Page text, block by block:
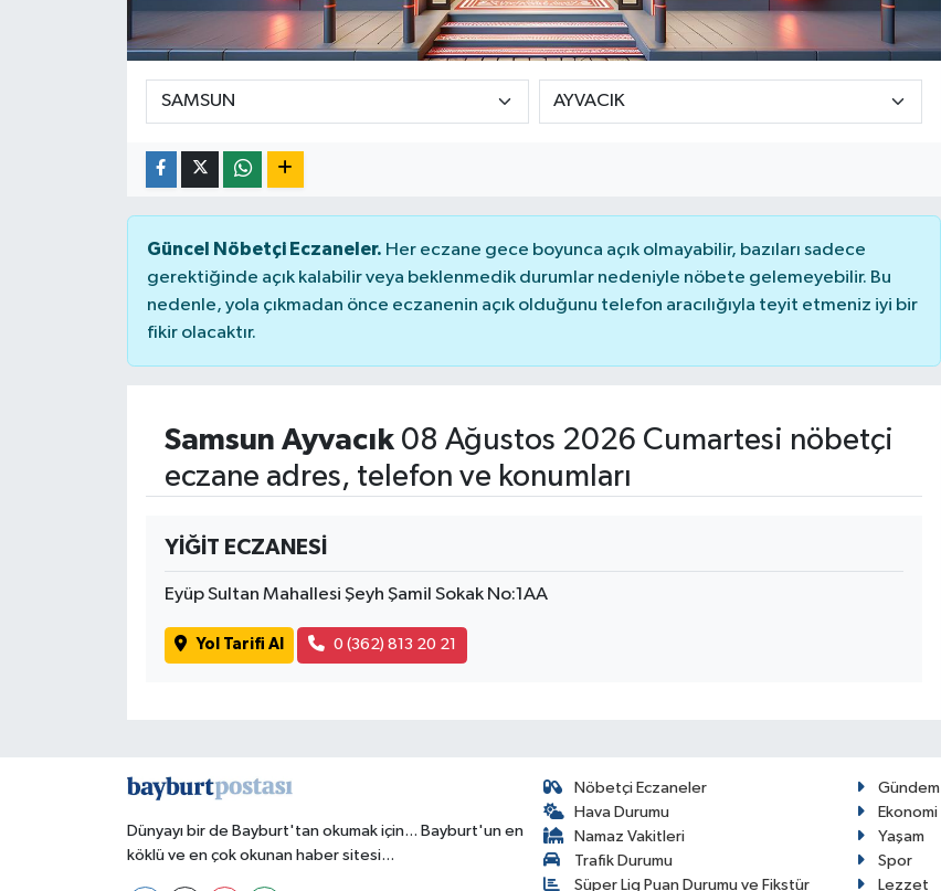
Güncel Nöbetçi Eczaneler. Her eczane gece boyunca açık olmayabilir, bazıları sadece
gerektiğinde açık kalabilir veya beklenmedik durumlar nedeniyle nöbete gelemeyebilir. Bu
nedenle, yola çıkmadan önce eczanenin açık olduğunu telefon aracılığıyla teyit etmeniz iyi bir
fikir olacaktır.
Samsun Ayvacık08 Ağustos 2026 Cumartesi nöbetçi
eczane adres, telefon ve konumları
YİĞİT ECZANESİ
Eyüp Sultan Mahallesi Şeyh Şamil Sokak No:1AA
Yol Tarifi Al 0 (362) 813 20 21
Dünyayı bir de Bayburt'tan okumak için... Bayburt'un en
köklü ve en çok okunan haber sitesi...
Nöbetçi Eczaneler
Hava Durumu
Namaz Vakitleri
Trafik Durumu
Süper Lig Puan Durumu ve Fikstür
Gündem
Ekonomi
Yaşam
Spor
Lezzet